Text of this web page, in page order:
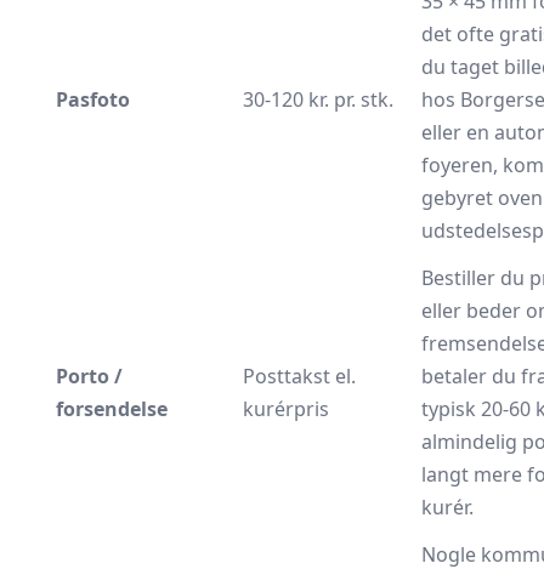
Pasfoto 30-120 kr. pr. stk.
det ofte
du taget
hos
eller en
foyeren,
gebyret
Porto /
forsendelse
Posttakst el.
kurérpris
Bestiller du
eller beder
betaler du
typisk 20-60
almindelig
langt mere
kurér.
Nogle